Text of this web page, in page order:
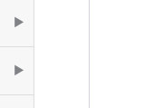
▶
▶